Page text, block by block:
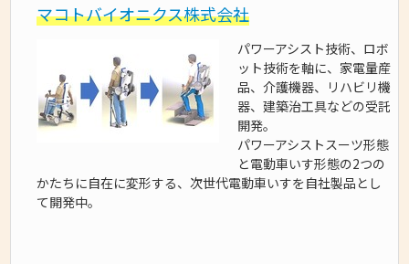
マコトバイオニクス株式会社
パワーアシスト技術、ロボ
ット技術を軸に、家電量産
品、介護機器、リハビリ機
器、建築治工具などの受託
開発。
パワーアシストスーツ形態
と電動車いす形態の2つの
かたちに自在に変形する、次世代電動車いすを自社製品とし
て開発中。